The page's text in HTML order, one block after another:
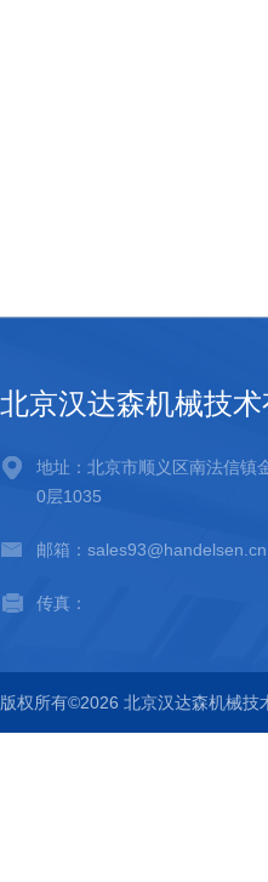
北京汉达森机械技术
地址：北京市顺义区南法信镇
0层1035
邮箱：sales93@handelsen.cn
传真：
版权所有©2026 北京汉达森机械